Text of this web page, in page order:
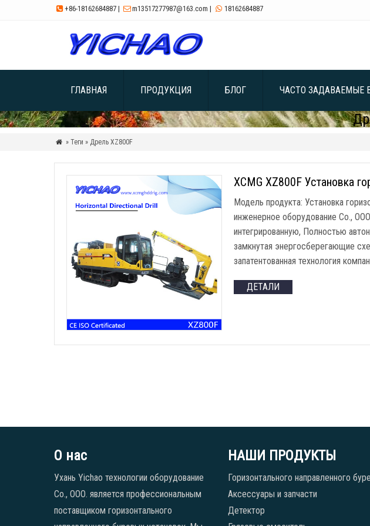
 +86-18162684887 | m13517277987@163.com |  18162684887
ГЛАВНАЯ ПРОДУКЦИЯ БЛОГ ЧАСТО ЗАДАВАЕМЫЕ
 » Теги » Дрель XZ800F
XCMG XZ800F Установка
Модель продукта: Установка
инженерное оборудование Co.,
интегрированную, Полностью
замкнутая энергосберегающие
запатентованная технология
ДЕТАЛИ
О нас
Ухань Yichao технологии оборудование
Co., ООО. является профессиональным
поставщиком горизонтального
НАШИ ПРОДУКТЫ
Горизонтального направленного
Аксессуары и запчасти
Детектор